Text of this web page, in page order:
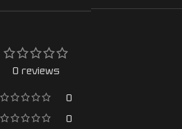
0 reviews
0
0